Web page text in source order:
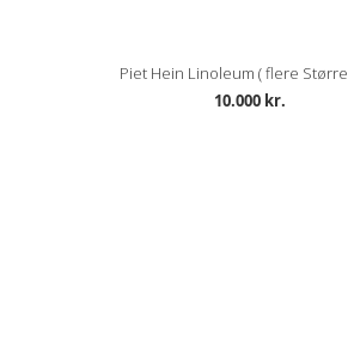
Piet Hein Linoleum ( flere
10.000 kr.